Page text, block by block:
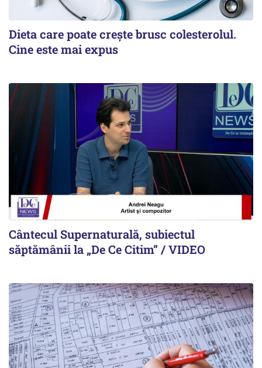
Dieta care poate crește brusc colesterolul.
Cine este mai expus
Cântecul Supernaturală, subiectul
săptămânii la „De Ce Citim” / VIDEO